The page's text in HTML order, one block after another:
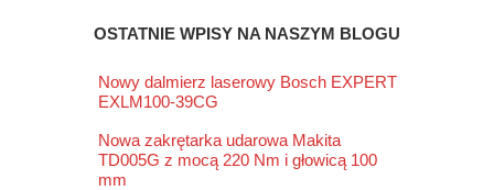
OSTATNIE WPISY NA NASZYM BLOGU
Nowy dalmierz laserowy Bosch EXPERT
EXLM100-39CG
Nowa zakrętarka udarowa Makita
TD005G z mocą 220 Nm i głowicą 100
mm